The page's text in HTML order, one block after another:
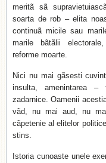
meritã sã
soarta de rob – elita
continuã micile sau
marile bãtãlii
reforme moarte.
Nici nu mai gãsesti
insulta, amenintarea –
zadarnice. Oamenii
vãd, nu mai aud, nu
cãpetenie al elitelor
stins.
Istoria cunoaste unele